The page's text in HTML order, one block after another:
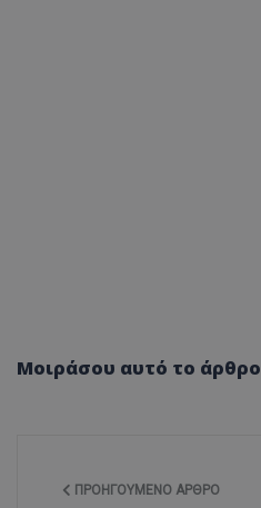
Μοιράσου αυτό το άρθρο
ΠΡΟΗΓΟΎΜΕΝΟ ΆΡΘΡΟ